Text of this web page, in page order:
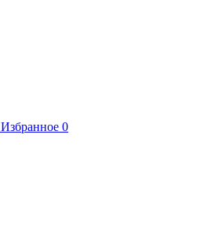
Избранное 0